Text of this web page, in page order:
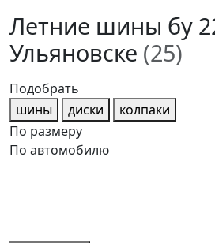
Летние шины бу
Ульяновске (25)
Подобрать
шины
диски
колпаки
По размеру
По автомобилю